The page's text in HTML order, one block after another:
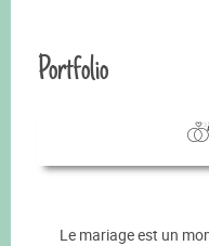
Portfolio
Le mariage est un